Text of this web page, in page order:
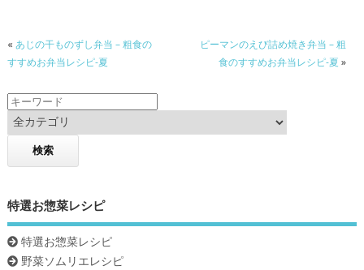
o
o
k
« あじの干ものずし弁当 – 粗食の
すすめお弁当レシピ-夏
ピーマンのえび詰め焼き弁当 – 粗
食のすすめお弁当レシピ-夏 »
特選お惣菜レシピ
特選お惣菜レシピ
野菜ソムリエレシピ